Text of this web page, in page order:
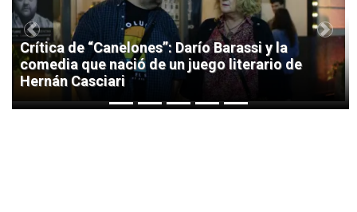
Crítica de “Canelones”: Darío Barassi y la
comedia que nació de un juego literario de
Hernán Casciari
Previous Next